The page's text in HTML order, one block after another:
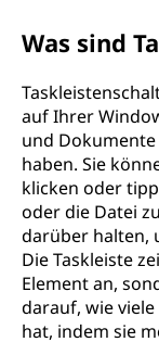
Was sind
auf Ihrer
und
haben. Sie
klicken oder
oder die Datei
darüber halten,
Die Taskleiste
Element an,
darauf, wie
hat, indem sie